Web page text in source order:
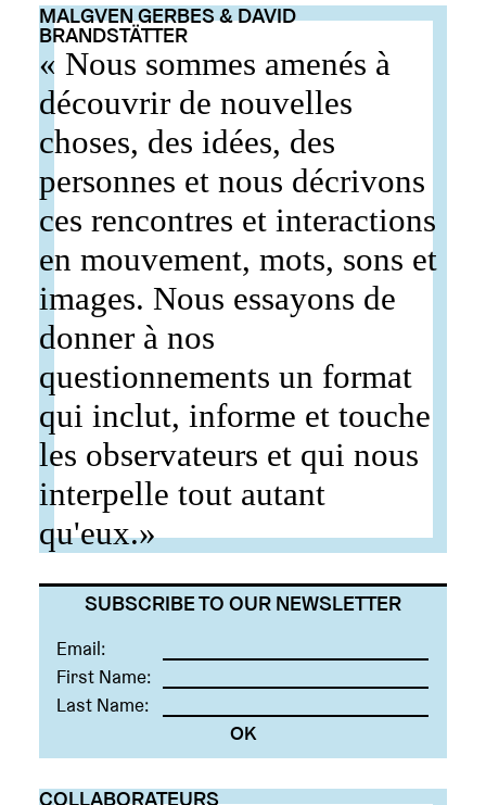
MALGVEN GERBES & DAVID
BRANDSTÄTTER
« Nous sommes amenés à
découvrir de nouvelles
choses, des idées, des
personnes et nous décrivons
ces rencontres et interactions
en mouvement, mots, sons et
images. Nous essayons de
donner à nos
questionnements un format
qui inclut, informe et touche
les observateurs et qui nous
interpelle tout autant
qu'eux.»
SUBSCRIBE TO OUR NEWSLETTER
Email:
First Name:
Last Name:
COLLABORATEURS